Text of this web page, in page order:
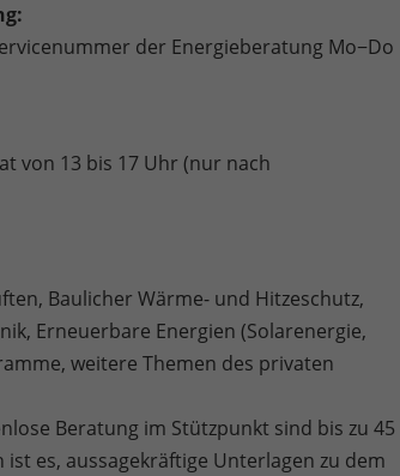
der Energieberatung Mo−Do
von 13 bis 17 Uhr (nur nach
Baulicher Wärme- und Hitzeschutz,
Erneuerbare Energien (Solarenergie,
weitere Themen des privaten
Beratung im Stützpunkt sind bis zu 45
es, aussagekräftige Unterlagen zu dem